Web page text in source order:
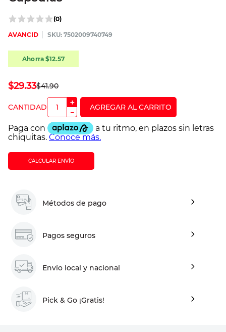
(0)
AVANCID :7502009740749
Ahorra$12.57
$41.90
$29.33
＋
－
CALCULAR ENVÍO
Métodos de pago
Pagos seguros
Envío local y nacional
Pick & Go ¡Gratis!